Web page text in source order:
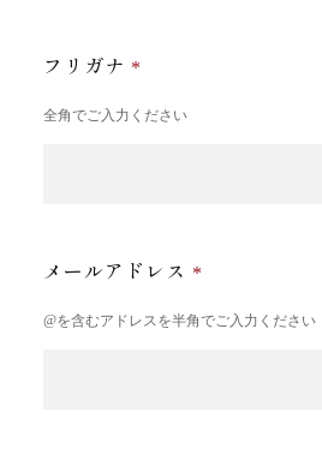
フリガナ
全角でご入力ください
メールアドレス
@を含むアドレスを半角でご入力ください